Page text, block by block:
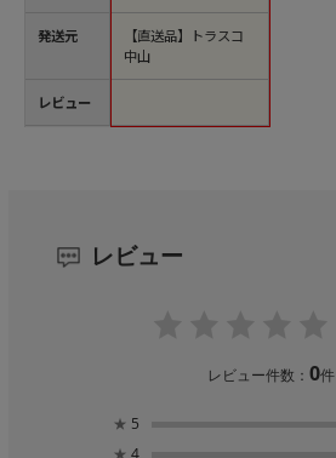
発送元
レビュー
【直送品】トラスコ
中山
レビュー
レビュー件数：0件
★ 5